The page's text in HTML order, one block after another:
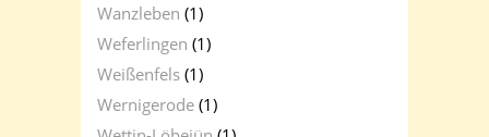
Wanzleben (1)
Weferlingen (1)
Weißenfels (1)
Wernigerode (1)